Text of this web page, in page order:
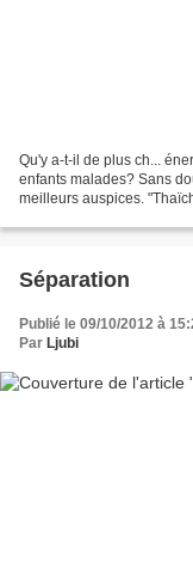
Qu'y a-t-il de plus ch...
enfants malades? Sans
meilleurs auspices.
Séparation
Publié le 09/10/2012 à
Par Ljubi